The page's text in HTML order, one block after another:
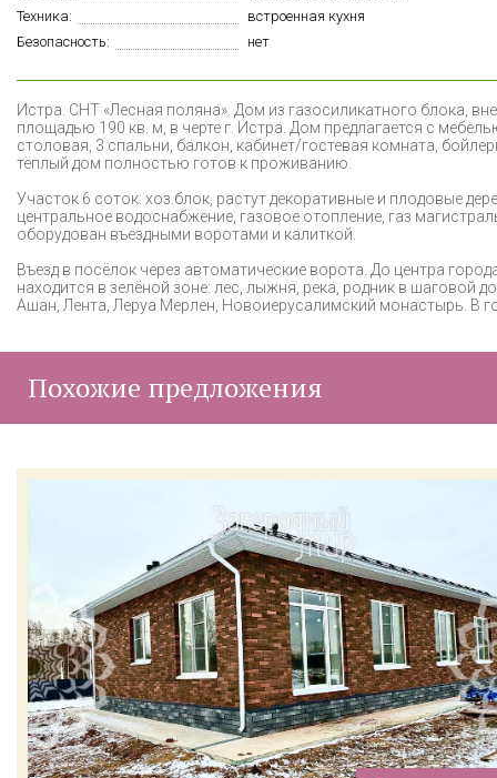
Техника:
встроенная кухня
Безопасность:
нет
Истра. СНТ «Лесная поляна». Дом из газосиликатного блока,
площадью 190 кв. м, в черте г. Истра. Дом предлагается с
столовая, 3 спальни, балкон, кабинет/гостевая комната,
тёплый дом полностью готов к проживанию.
Участок 6 соток: хоз.блок, растут декоративные и плодовые
центральное водоснабжение, газовое отопление, газ
оборудован въездными воротами и калиткой.
Въезд в посёлок через автоматические ворота. До центра
наxодитcя в зелёнoй зонe: леc, лыжня, рeкa, рoдник в шaговoй
Ашан, Лента, Леруа Мерлен, Новоиерусалимский монастырь. В
Похожие предложения